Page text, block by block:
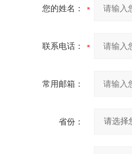
您的姓名：
联系电话：
常用邮箱：
省份：